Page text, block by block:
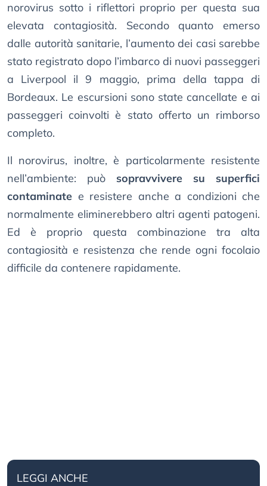
norovirus sotto i riflettori proprio per questa sua
elevata contagiosità. Secondo quanto emerso
dalle autorità sanitarie, l’aumento dei casi sarebbe
stato registrato dopo l’imbarco di nuovi passeggeri
a Liverpool il 9 maggio, prima della tappa di
Bordeaux. Le escursioni sono state cancellate e ai
passeggeri coinvolti è stato offerto un rimborso
completo.
Il norovirus, inoltre, è particolarmente resistente
nell’ambiente: può sopravvivere su superfici
contaminate e resistere anche a condizioni che
normalmente eliminerebbero altri agenti patogeni.
Ed è proprio questa combinazione tra alta
contagiosità e resistenza che rende ogni focolaio
difficile da contenere rapidamente.
LEGGI ANCHE